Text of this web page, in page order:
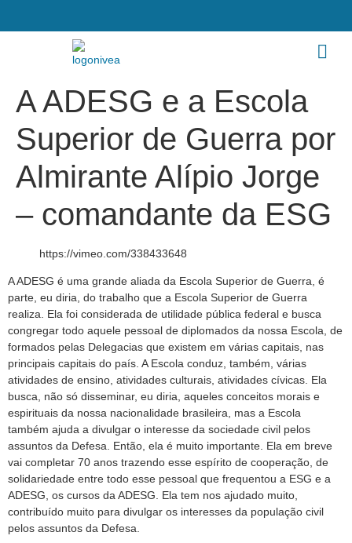
A ADESG e a Escola
Superior de Guerra por
Almirante Alípio Jorge
– comandante da ESG
https://vimeo.com/338433648
A ADESG é uma grande aliada da Escola Superior de Guerra, é
parte, eu diria, do trabalho que a Escola Superior de Guerra
realiza. Ela foi considerada de utilidade pública federal e busca
congregar todo aquele pessoal de diplomados da nossa Escola, de
formados pelas Delegacias que existem em várias capitais, nas
principais capitais do país. A Escola conduz, também, várias
atividades de ensino, atividades culturais, atividades cívicas. Ela
busca, não só disseminar, eu diria, aqueles conceitos morais e
espirituais da nossa nacionalidade brasileira, mas a Escola
também ajuda a divulgar o interesse da sociedade civil pelos
assuntos da Defesa. Então, ela é muito importante. Ela em breve
vai completar 70 anos trazendo esse espírito de cooperação, de
solidariedade entre todo esse pessoal que frequentou a ESG e a
ADESG, os cursos da ADESG. Ela tem nos ajudado muito,
contribuído muito para divulgar os interesses da população civil
pelos assuntos da Defesa.